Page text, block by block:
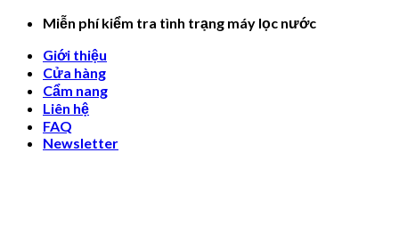
Skip
content
Miễn phí kiểm tra tình trạng máy lọc nước
Giới thiệu
Cửa hàng
Cẩm nang
Liên hệ
FAQ
Newsletter